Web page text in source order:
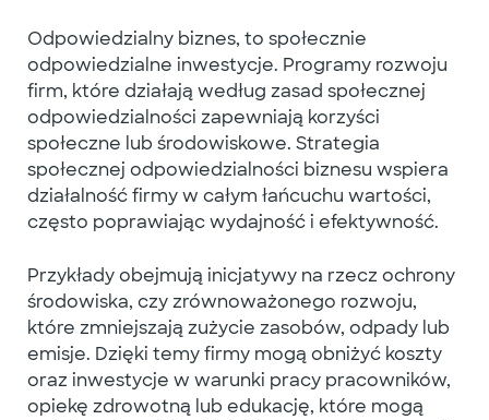
Odpowiedzialny biznes, to społecznie
odpowiedzialne inwestycje. Programy rozwoju
firm, które działają według zasad społecznej
odpowiedzialności zapewniają korzyści
społeczne lub środowiskowe. Strategia
społecznej odpowiedzialności biznesu wspiera
działalność firmy w całym łańcuchu wartości,
często poprawiając wydajność i efektywność.
Przykłady obejmują inicjatywy na rzecz ochrony
środowiska, czy zrównoważonego rozwoju,
które zmniejszają zużycie zasobów, odpady lub
emisje. Dzięki temy firmy mogą obniżyć koszty
oraz inwestycje w warunki pracy pracowników,
opiekę zdrowotną lub edukację, które mogą